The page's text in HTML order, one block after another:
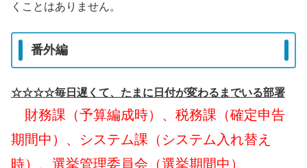
くことはありません。
番外編
☆☆☆☆毎日遅くて、たまに日付が変わるまでいる部署
財務課（予算編成時）、税務課（確定申告
期間中）、システム課（システム入れ替え
時）、選挙管理委員会（選挙期間中）